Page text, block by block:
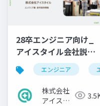
28卒エンジニア向け_
アイスタイル会社説明
資料（サマーインター
ン用）
エンジニア
株式会社
アイスタ